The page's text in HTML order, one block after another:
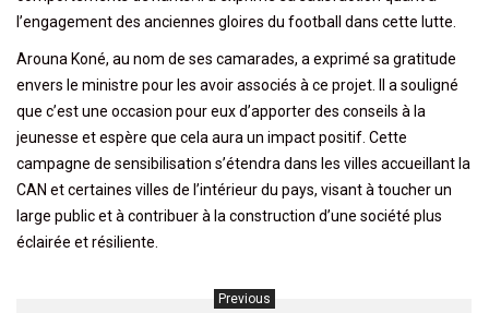
l’engagement des anciennes gloires du football dans cette lutte.
Arouna Koné, au nom de ses camarades, a exprimé sa gratitude
envers le ministre pour les avoir associés à ce projet. Il a souligné
que c’est une occasion pour eux d’apporter des conseils à la
jeunesse et espère que cela aura un impact positif. Cette
campagne de sensibilisation s’étendra dans les villes accueillant la
CAN et certaines villes de l’intérieur du pays, visant à toucher un
large public et à contribuer à la construction d’une société plus
éclairée et résiliente.
Previous